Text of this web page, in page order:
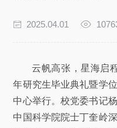
卓越工程师
专项工作
2025.04.01
云帆高张，星海启
年研究生毕业典礼暨学
中心举行。校党委书记
中国科学院院士丁奎岭